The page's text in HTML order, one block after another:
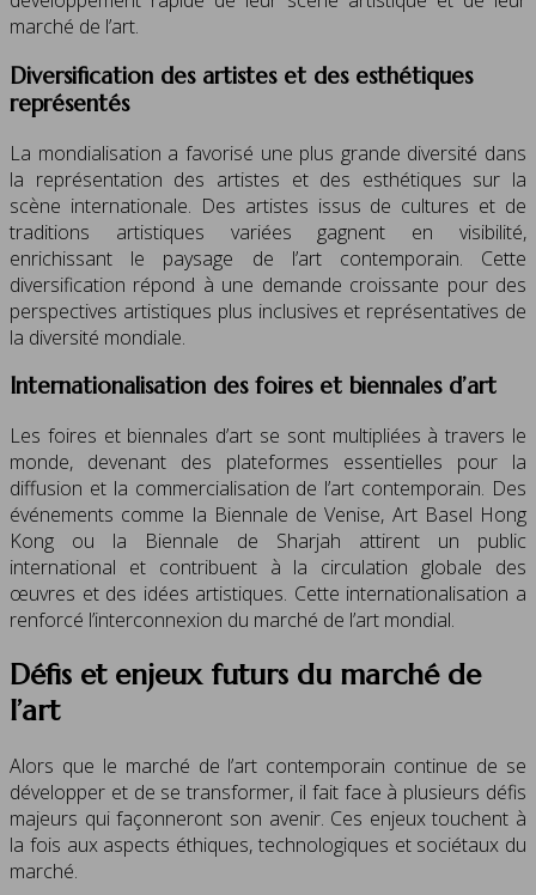
marché de l’art.
Diversification des artistes et des esthétiques
représentés
La mondialisation a favorisé une plus grande diversité dans
la représentation des artistes et des esthétiques sur la
scène internationale. Des artistes issus de cultures et de
traditions artistiques variées gagnent en visibilité,
enrichissant le paysage de l’art contemporain. Cette
diversification répond à une demande croissante pour des
perspectives artistiques plus inclusives et représentatives de
la diversité mondiale.
Internationalisation des foires et biennales d’art
Les foires et biennales d’art se sont multipliées à travers le
monde, devenant des plateformes essentielles pour la
diffusion et la commercialisation de l’art contemporain. Des
événements comme la Biennale de Venise, Art Basel Hong
Kong ou la Biennale de Sharjah attirent un public
international et contribuent à la circulation globale des
œuvres et des idées artistiques. Cette internationalisation a
renforcé l’interconnexion du marché de l’art mondial.
Défis et enjeux futurs du marché de
l’art
Alors que le marché de l’art contemporain continue de se
développer et de se transformer, il fait face à plusieurs défis
majeurs qui façonneront son avenir. Ces enjeux touchent à
la fois aux aspects éthiques, technologiques et sociétaux du
marché.